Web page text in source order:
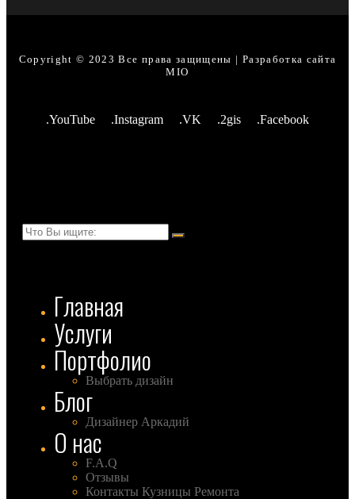
Copyright © 2023 Все права защищены | Разработка сайта
MIO
.YouTube .Instagram .VK .2gis .Facebook
Главная
Услуги
Портфолио
Выбрать дизайн
Блог
Дизайнер Аркадий
О нас
F.A.Q
Отзывы
Контакты Кузницы Ремонта